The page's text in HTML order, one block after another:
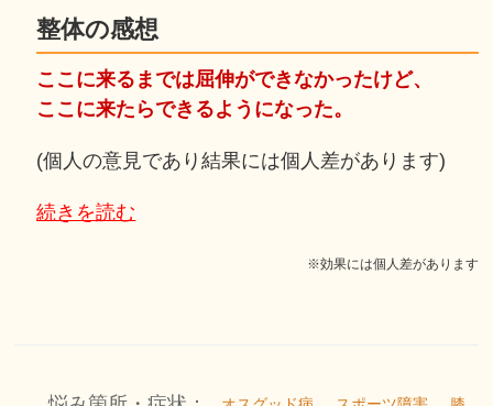
整体の感想
ここに来るまでは屈伸ができなかったけど、
ここに来たらできるようになった。
(個人の意見であり結果には個人差があります)
続きを読む
※効果には個人差があります